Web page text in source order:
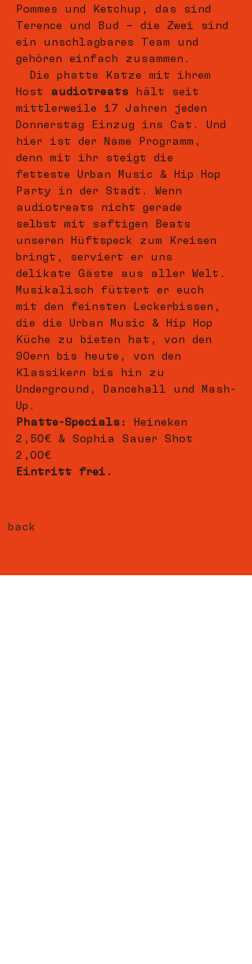
Pommes und Ketchup, das sind
Terence und Bud – die Zwei sind
ein unschlagbares Team und
gehören einfach zusammen.
Die phatte Katze mit ihrem
Host audiotreats hält seit
mittlerweile 17 Jahren jeden
Donnerstag Einzug ins Cat. Und
hier ist der Name Programm,
denn mit ihr steigt die
fetteste Urban Music & Hip Hop
Party in der Stadt. Wenn
audiotreats nicht gerade
selbst mit saftigen Beats
unseren Hüftspeck zum Kreisen
bringt, serviert er uns
delikate Gäste aus aller Welt.
Musikalisch füttert er euch
mit den feinsten Leckerbissen,
die die Urban Music & Hip Hop
Küche zu bieten hat, von den
90ern bis heute, von den
Klassikern bis hin zu
Underground, Dancehall und Mash-
Up.
Phatte-Specials:
Heineken
2,50€ & Sophia Sauer Shot
2,00€
Eintritt frei.
back